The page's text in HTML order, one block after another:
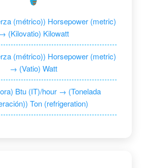
(métrico)) Horsepower (metric)
→ (Kilovatio) Kilowatt
(métrico)) Horsepower (metric)
→ (Vatio) Watt
Btu (IT)/hour → (Tonelada
Ton (refrigeration)